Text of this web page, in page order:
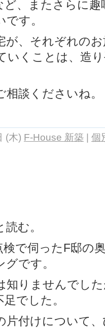
ど、またさらに
す。
が、それぞれの
いくことは、造
談くださいね。
(木) F-House 新築 | 個
む。
検で伺ったF邸の
です。
知りませんでし
でした。
片付けについて